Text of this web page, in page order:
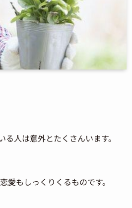
人は意外とたくさんいます。
もしっくりくるものです。